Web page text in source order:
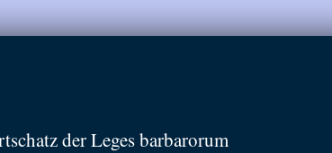
der Leges barbarorum